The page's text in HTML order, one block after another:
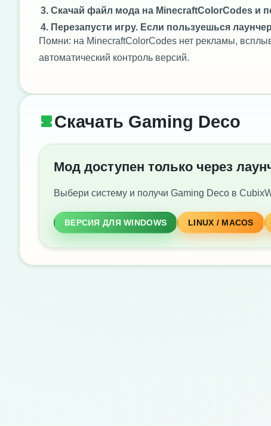
Скачай файл мода на MinecraftColorCodes и
Перезапусти игру. Если пользуешься
Помни: на MinecraftColorCodes нет рекламы,
автоматический контроль версий.
Скачать Gaming Deco
Мод доступен только через
Выбери систему и получи Gaming Deco в
ВЕРСИЯ ДЛЯ WINDOWS LINUX / MACOS